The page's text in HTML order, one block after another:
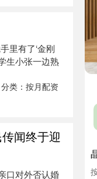
里有了‘金刚
生小张一边熟
分类： 按月配资
闻终于迎
口对外否认婚